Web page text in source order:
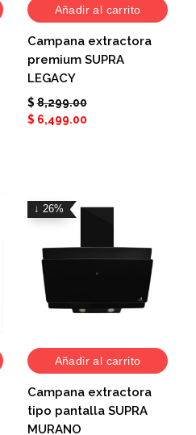
Añadir al carrito
Campana extractora
premium SUPRA
LEGACY
$ 8,299.00
$ 6,499.00
↓ 26%
Añadir al carrito
Campana extractora
tipo pantalla SUPRA
MURANO